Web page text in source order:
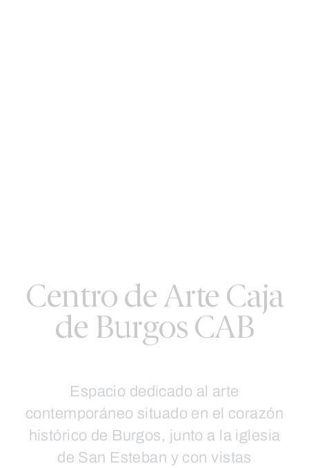
Centro de Arte Caja
de Burgos CAB
Espacio dedicado al arte
contemporáneo situado en el corazón
histórico de Burgos, junto a la iglesia
de San Esteban y con vistas